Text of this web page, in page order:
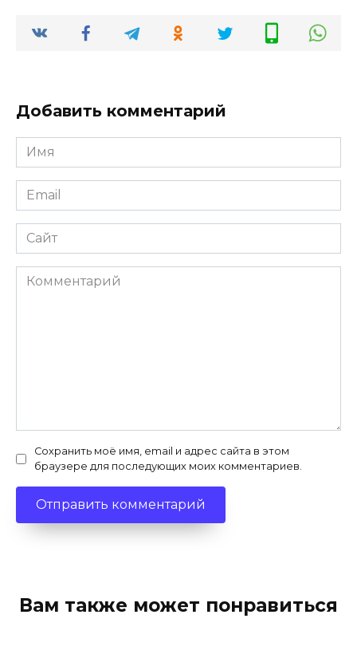
Добавить комментарий
Имя
*
Email
*
Сайт
Комментарий
Сохранить моё имя, email и адрес сайта в этом
браузере для последующих моих комментариев.
Вам также может понравиться